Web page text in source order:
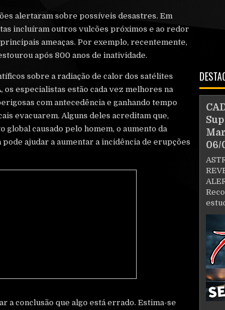
alertaram sobre possíveis desastres. Em
incluíram outros vulcões próximos e ao redor
ameaças. Por exemplo, recentemente,
após 800 anos de inatividade.
sobre a radiação de calor dos satélites
os especialistas estão cada vez melhores na
com antecedência e ganhando tempo
evacuarem. Alguns deles acreditam que,
global causado pelo homem, o aumento da
ajudar a aumentar a incidência de erupções
a conclusão que algo está errado. Estima-se
06/